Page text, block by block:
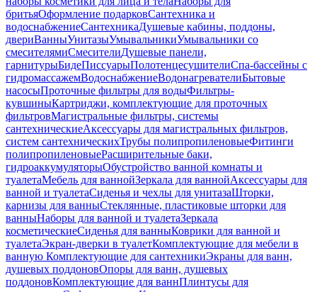
бритьяОформление подарковСантехника и
водоснабжениеСантехникаДушевые кабины, поддоны,
двериВанныУнитазыУмывальникиУмывальники со
смесителямиСмесителиДушевые панели,
гарнитурыБидеПиссуарыПолотенцесушителиСпа-бассейны с
гидромассажемВодоснабжениеВодонагревателиБытовые
насосыПроточные фильтры для водыФильтры-
кувшиныКартриджи, комплектующие для проточных
фильтровМагистральные фильтры, системы
сантехническиеАксессуары для магистральных фильтров,
систем сантехническихТрубы полипропиленовыеФитинги
полипропиленовыеРасширительные баки,
гидроаккумуляторыОбустройство ванной комнаты и
туалетаМебель для ваннойЗеркала для ваннойАксессуары для
ванной и туалетаСиденья и чехлы для унитазаШторки,
карнизы для ванныСтеклянные, пластиковые шторки для
ванныНаборы для ванной и туалетаЗеркала
косметическиеСиденья для ванныКоврики для ванной и
туалетаЭкран-дверки в туалетКомплектующие для мебели в
ванную Комплектующие для сантехникиЭкраны для ванн,
душевых поддоновОпоры для ванн, душевых
поддоновКомплектующие для ваннПлинтусы для